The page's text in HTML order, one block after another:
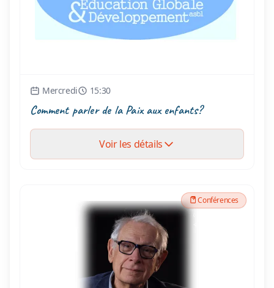
Mercredi 15:30
Comment parler de la Paix aux enfants?
Voir les détails
Conférences